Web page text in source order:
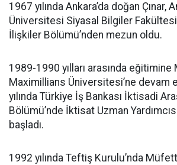
1967 yılında Ankara’da doğan Çınar,
Üniversitesi Siyasal Bilgiler Fakültesi
İlişkiler Bölümü’nden mezun oldu.
1989-1990 yılları arasında
Maximillians Üniversitesi’ne devam
yılında Türkiye İş Bankası İktisadi
Bölümü’nde İktisat Uzman
başladı.
1992 yılında Teftiş Kurulu’nda